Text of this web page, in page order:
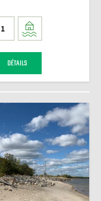
1
DÉTAILS